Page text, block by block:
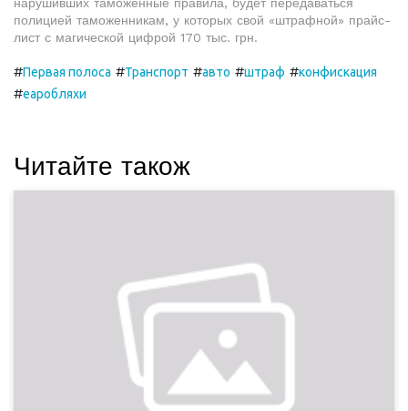
полицией таможенникам, у которых свой «штрафной» прайс-
лист с магической цифрой 170 тыс. грн.
#Первая полоса #Транспорт #авто #штраф #конфискация
#еаробляхи
Читайте також